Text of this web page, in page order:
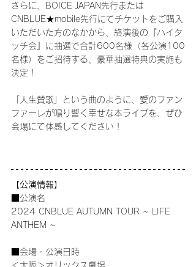
さらに、BOICE JAPAN先行または
CNBLUE★mobile先行にてチケットをご購入
いただいた方のなかから、終演後の『ハイタ
ッチ会』に抽選で合計600名様（各公演100
名様）をご招待する、豪華抽選特典の実施も
決定！
「人生賛歌」という曲のように、愛のファン
ファーレが鳴り響く幸せな本ライブを、ぜひ
会場にて体感してください！
【公演情報】
■公演名
2024 CNBLUE AUTUMN TOUR ~ LIFE
ANTHEM ~
■会場・公演日時
＜大阪＞オリックス劇場